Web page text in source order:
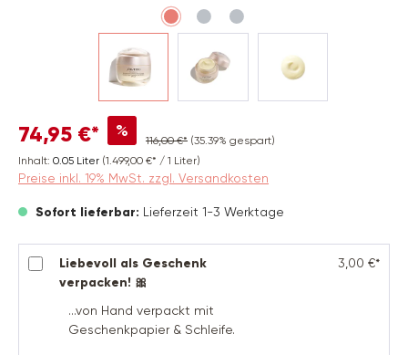
74,95 €* % 116,00 €* (35.39% gespart)
Inhalt: 0.05 Liter (1.499,00 €* / 1 Liter)
Preise inkl. 19% MwSt. zzgl. Versandkosten
Sofort lieferbar: Lieferzeit 1-3 Werktage
Liebevoll als Geschenk
verpacken! 🎀
...von Hand verpackt mit
Geschenkpapier & Schleife.
3,00 €*